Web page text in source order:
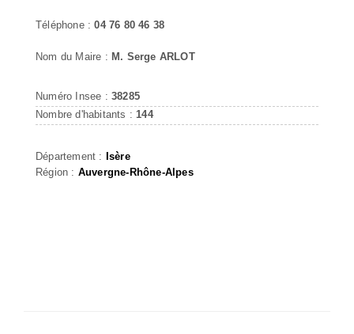
Téléphone :04 76 80 46 38
Nom du Maire : M. Serge ARLOT
Numéro Insee : 38285
Nombre d'habitants : 144
Département : Isère
Région : Auvergne-Rhône-Alpes